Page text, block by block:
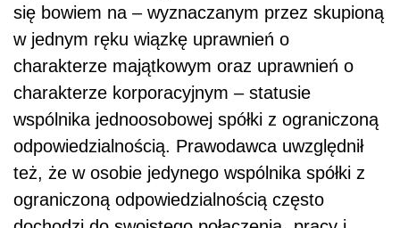
się bowiem na – wyznaczanym przez skupioną
w jednym ręku wiązkę uprawnień o
charakterze majątkowym oraz uprawnień o
charakterze korporacyjnym – statusie
wspólnika jednoosobowej spółki z ograniczoną
odpowiedzialnością. Prawodawca uwzględnił
też, że w osobie jedynego wspólnika spółki z
ograniczoną odpowiedzialnością często